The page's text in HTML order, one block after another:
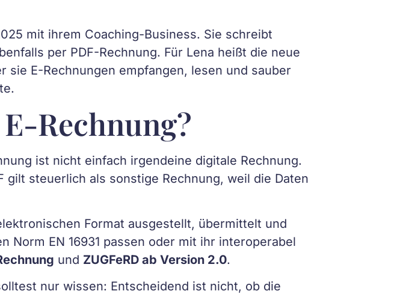
mit ihrem Coaching-Business. Sie schreibt
per PDF-Rechnung. Für Lena heißt die neue
E-Rechnungen empfangen, lesen und sauber
Rechnung?
ist nicht einfach irgendeine digitale Rechnung.
gilt steuerlich als sonstige Rechnung, weil die Daten
Format ausgestellt, übermittelt und
Norm EN 16931 passen oder mit ihr interoperabel
und ZUGFeRD ab Version 2.0.
nur wissen: Entscheidend ist nicht, ob die